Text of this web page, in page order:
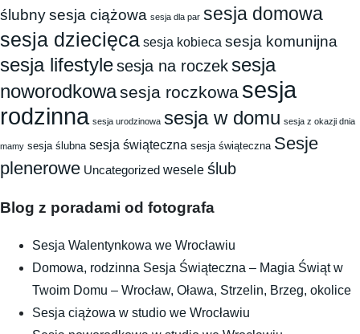
ślubnysesja ciążowa sesja dla par sesja domowa
sesja dziecięca sesja kobieca sesja komunijna
sesja lifestylesesja na roczek sesja
noworodkowasesja roczkowa sesja
rodzinna sesja urodzinowa sesja w domu sesja z okazji dnia
mamy sesja ślubna sesja świąteczna sesja świąteczna Sesje
plenerowe Uncategorized wesele ślub
Blog z poradami od fotografa
Sesja Walentynkowa we Wrocławiu
Domowa, rodzinna Sesja Świąteczna – Magia Świąt w
Twoim Domu – Wrocław, Oława, Strzelin, Brzeg, okolice
Sesja ciążowa w studio we Wrocławiu